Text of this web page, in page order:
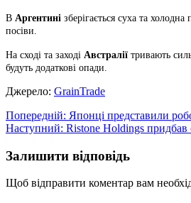
В Аргентині зберігається суха та
посіви.
На сході та заході Австралії тривають
будуть додаткові опади.
Джерело: GrainTrade
Навігація
записів
Попередній: Японці представили
Наступний: Ristone Holdings придбав
Залишити відповідь
Щоб відправити коментар вам